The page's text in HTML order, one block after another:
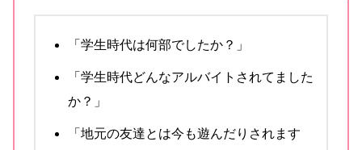
「学生時代は何部でしたか？」
「学生時代どんなアルバイトされてました
か？」
「地元の友達とは今も遊んだりされます